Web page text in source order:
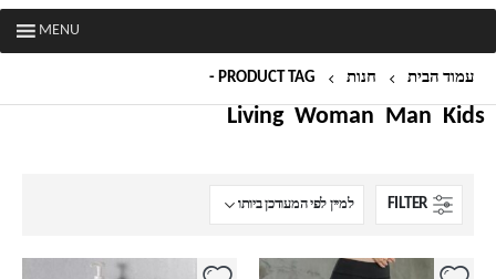
MENU
עמוד הבית חנות PRODUCT TAG -
Kids
Man
Woman
Living
FILTER
למוצר
למוצר